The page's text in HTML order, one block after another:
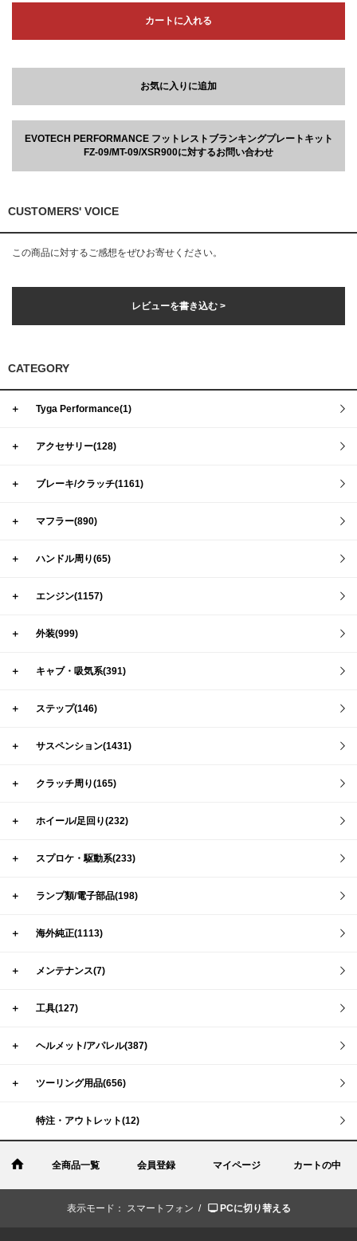
カートに入れる
お気に入りに追加
EVOTECH PERFORMANCE フットレストブランキングプレートキット
FZ-09/MT-09/XSR900に対するお問い合わせ
CUSTOMERS' VOICE
この商品に対するご感想をぜひお寄せください。
レビューを書き込む >
CATEGORY
＋ Tyga Performance(1)
＋ アクセサリー(128)
＋ ブレーキ/クラッチ(1161)
＋ マフラー(890)
＋ ハンドル周り(65)
＋ エンジン(1157)
＋ 外装(999)
＋ キャブ・吸気系(391)
＋ ステップ(146)
＋ サスペンション(1431)
＋ クラッチ周り(165)
＋ ホイール/足回り(232)
＋ スプロケ・駆動系(233)
＋ ランプ類/電子部品(198)
＋ 海外純正(1113)
＋ メンテナンス(7)
＋ 工具(127)
＋ ヘルメット/アパレル(387)
＋ ツーリング用品(656)
特注・アウトレット(12)
全商品一覧 会員登録 マイページ カートの中
表示モード： スマートフォン / PCに切り替える